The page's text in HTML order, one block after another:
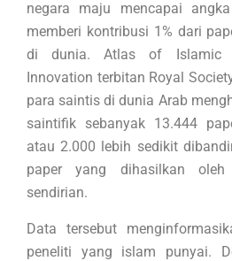
negara maju mencapai
memberi kontribusi 1% dari
di dunia. Atlas of Islamic
Innovation terbitan Royal
para saintis di dunia Arab
saintifik sebanyak 13.444
atau 2.000 lebih sedikit
paper yang dihasilkan oleh
sendirian.
Data tersebut
peneliti yang islam punyai.